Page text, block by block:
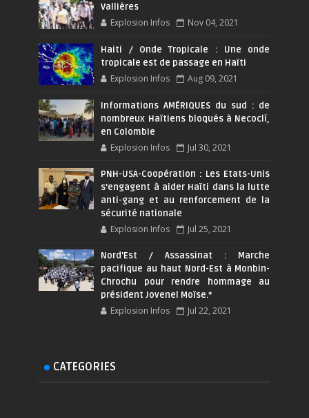
Vallières
Explosion Infos Nov 04, 2021
Haiti / Onde Tropicale : Une onde
tropicale est de passage en Haïti
Explosion Infos Aug 09, 2021
Informations AMÉRIQUES du sud : de
nombreux Haïtiens bloqués à Necoclí,
en Colombie
Explosion Infos Jul 30, 2021
PNH-USA-Coopération : Les Etats-Unis
s’engagent à aider Haïti dans la lutte
anti-gang et au renforcement de la
sécurité nationale
Explosion Infos Jul 25, 2021
Nord'Est / Assassinat : Marche
pacifique au haut Nord-Est à Monbin-
Chrochu pour rendre hommage au
président Jovenel Moïse.*
Explosion Infos Jul 22, 2021
CATEGORIES